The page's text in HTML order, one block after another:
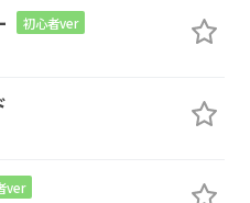
に初心者ver
ver